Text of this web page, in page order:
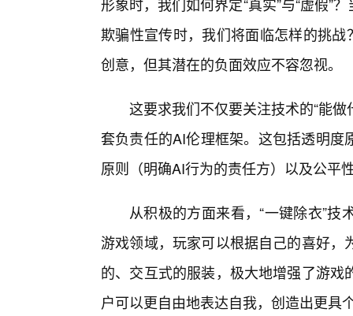
欺骗性宣传时，我们将面临怎样的挑
创意，但其潜在的负面效应不容忽视。
这要求我们不仅要关注技术的“能
套负责任的AI伦理框架。这包括透明
原则（明确AI行为的责任方）以及公平
从积极的方面来看，“一键除衣”
游戏领域，玩家可以根据自己的喜好
的、交互式的服装，极大地增强了游
户可以更自由地表达自我，创造出更具